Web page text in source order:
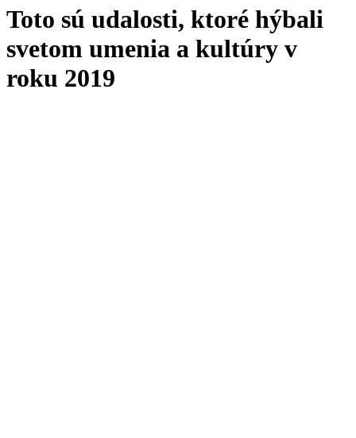
Toto sú udalosti, ktoré hýbali
svetom umenia a kultúry v
roku 2019